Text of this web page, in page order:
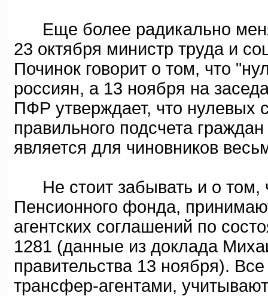
Еще более радикально
23 октября министр труда и
Починок говорит о том, что
россиян, а 13 ноября на
ПФР утверждает, что нулевых
правильного подсчета
является для чиновников
Не стоит забывать и о том,
Пенсионного фонда,
агентских соглашений по
1281 (данные из доклада
правительства 13 ноября).
трансфер-агентами,